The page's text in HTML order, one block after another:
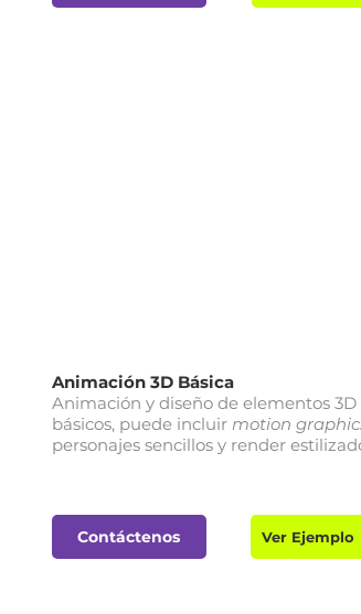
Ver Ejemplo
Contáctenos
Animación 3D Básica
Animación y diseño de elementos 3D
básicos, puede incluirmotion
personajes sencillos y render